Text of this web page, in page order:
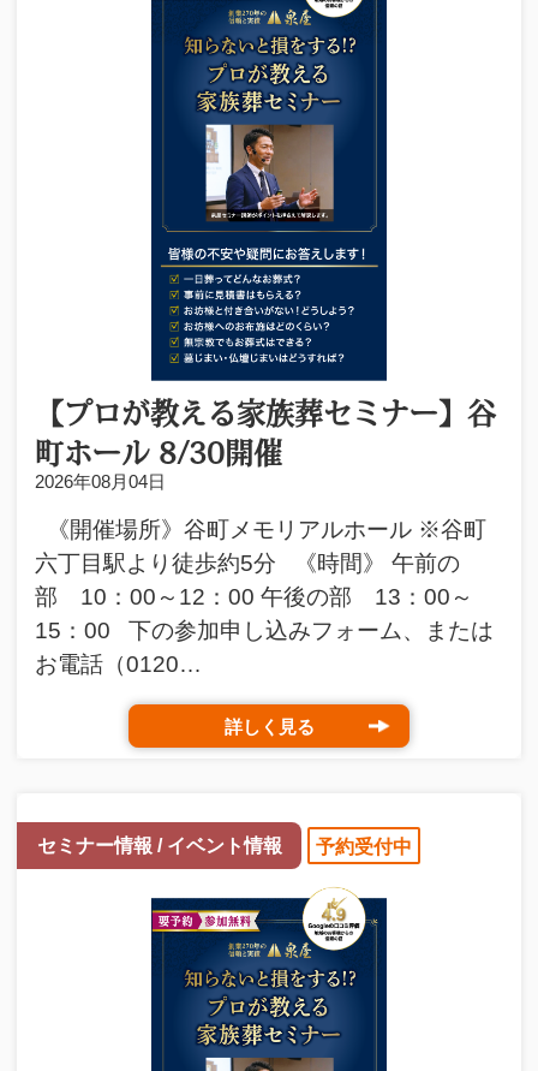
【プロが教える家族葬セミナー】谷
町ホール 8/30開催
2026年08月04日
《開催場所》谷町メモリアルホール ※谷町
六丁目駅より徒歩約5分 《時間》 午前の
部 10：00～12：00 午後の部 13：00～
15：00 下の参加申し込みフォーム、または
お電話（0120…
詳しく見る
セミナー情報 / イベント情報 予約受付中